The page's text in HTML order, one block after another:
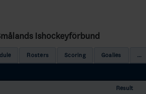
Ishockeyförbund
Rosters Scoring Goalies ...
Result